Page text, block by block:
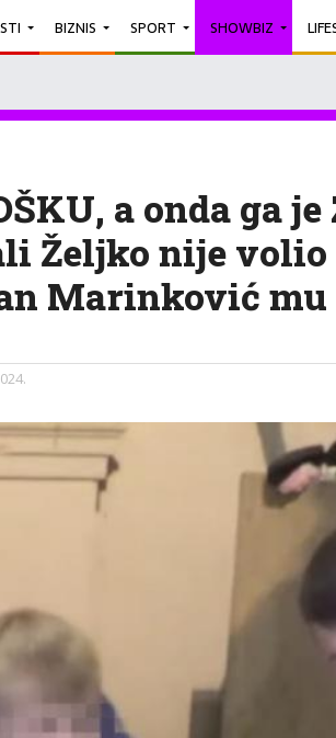
BIZNIS SPORT SHOWBIZ
a onda ga
Željko nije volio
Marinković mu